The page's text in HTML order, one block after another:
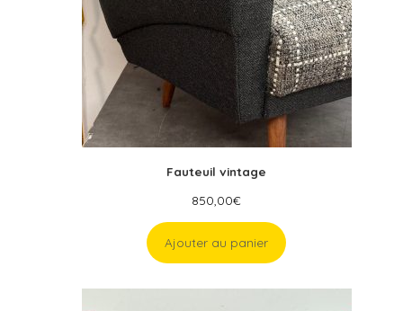
Fauteuil vintage
850,00€
Ajouter au panier